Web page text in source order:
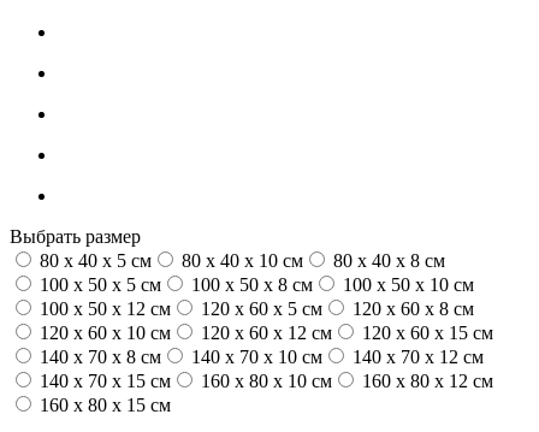
Выбрать размер
80 x 40 x 5 см
80 x 40 x 10 см
80 x 40 x 8 см
100 x 50 x 5 см
100 х 50 х 8 см
100 x 50 x 10 см
100 x 50 x 12 см
120 x 60 x 5 см
120 x 60 x 8 см
120 x 60 x 10 см
120 x 60 x 12 см
120 x 60 x 15 см
140 x 70 x 8 см
140 x 70 x 10 см
140 x 70 x 12 см
140 x 70 x 15 см
160 x 80 x 10 см
160 x 80 x 12 см
160 x 80 x 15 см